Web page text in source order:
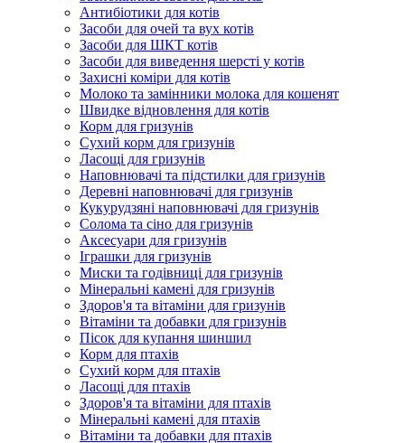
Антибіотики для котів
Засоби для очей та вух котів
Засоби для ШКТ котів
Засоби для виведення шерсті у котів
Захисні коміри для котів
Молоко та замінники молока для кошенят
Швидке відновлення для котів
Корм для гризунів
Сухий корм для гризунів
Ласощі для гризунів
Наповнювачі та підстилки для гризунів
Деревні наповнювачі для гризунів
Кукурудзяні наповнювачі для гризунів
Солома та сіно для гризунів
Аксесуари для гризунів
Іграшки для гризунів
Миски та годівниці для гризунів
Мінеральні камені для гризунів
Здоров'я та вітаміни для гризунів
Вітаміни та добавки для гризунів
Пісок для купання шиншил
Корм для птахів
Сухий корм для птахів
Ласощі для птахів
Здоров'я та вітаміни для птахів
Мінеральні камені для птахів
Вітаміни та добавки для птахів